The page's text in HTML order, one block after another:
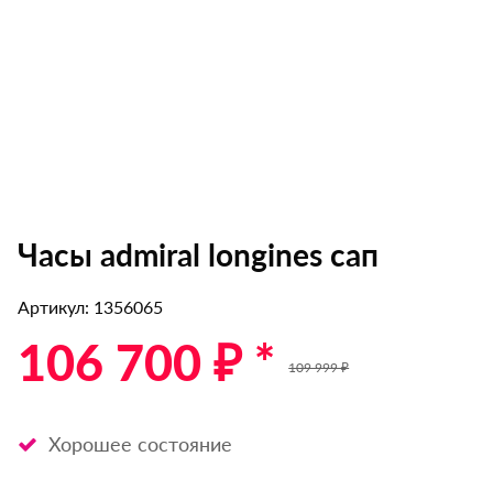
Часы admiral longines сап
Артикул: 1356065
106 700 ₽ * 109 999 ₽
Хорошее состояние